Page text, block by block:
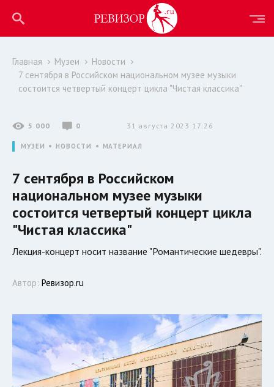
Главная Музеи
Новости
7 сентября в Российском национальном музее музыки
состоится четвертый концерт цикла "Чистая классика"
5 000 0 31 августа 2023 17:26
МУЗЕИ НОВОСТИ МАТЕРИАЛ
7 сентября в Российском
национальном музее музыки
состоится четвертый концерт цикла
"Чистая классика"
Лекция-концерт носит название "Романтические шедевры".
Автор: Ревизор.ru